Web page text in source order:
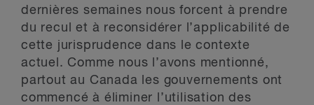
dernières semaines nous forcent à prendre
du recul et à reconsidérer l’applicabilité de
cette jurisprudence dans le contexte
actuel. Comme nous l’avons mentionné,
partout au Canada les gouvernements ont
commencé à éliminer l’utilisation des